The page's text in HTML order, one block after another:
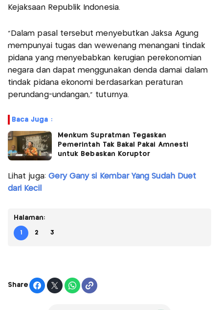
Kejaksaan Republik Indonesia.
“Dalam pasal tersebut menyebutkan Jaksa Agung
mempunyai tugas dan wewenang menangani tindak
pidana yang menyebabkan kerugian perekonomian
negara dan dapat menggunakan denda damai dalam
tindak pidana ekonomi berdasarkan peraturan
perundang-undangan,” tuturnya.
Baca Juga :
Menkum Supratman Tegaskan
Pemerintah Tak Bakal Pakai Amnesti
untuk Bebaskan Koruptor
Lihat juga: Gery Gany si Kembar Yang Sudah Duet
dari Kecil
Halaman:
1 2 3
Share